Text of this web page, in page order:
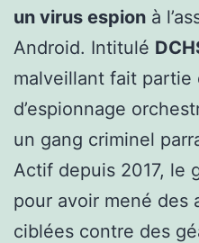
un virus espion à
Android. Intitulé
malveillant fait partie
d’espionnage
un gang criminel
Actif depuis 2017, le
pour avoir mené des
ciblées contre des